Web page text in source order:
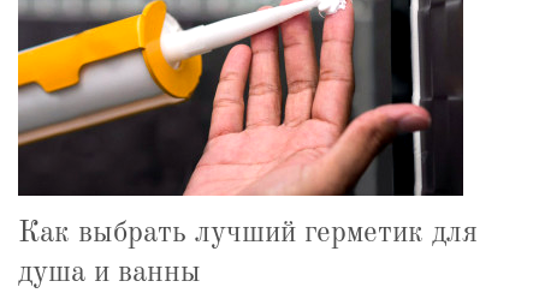
Как выбрать лучший герметик для
душа и ванны